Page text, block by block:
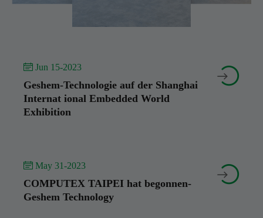
 Jun 15-2023
Geshem-Technologie auf der Shanghai
Internat ional Embedded World
Exhibition


 May 31-2023
COMPUTEX TAIPEI hat begonnen-
Geshem Technology

